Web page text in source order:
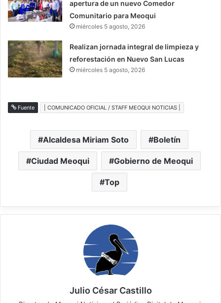
apertura de un nuevo Comedor
Comunitario para Meoqui
miércoles 5 agosto, 2026
Realizan jornada integral de limpieza y
reforestación en Nuevo San Lucas
miércoles 5 agosto, 2026
Fuente | COMUNICADO OFICIAL / STAFF MEOQUI NOTICIAS |
Alcaldesa Miriam Soto Boletín
Ciudad Meoqui Gobierno de Meoqui
Top
Julio César Castillo